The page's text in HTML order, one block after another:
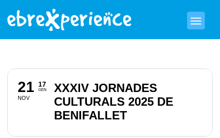
21
NOV
17
GEN
XXXIV JORNADES
CULTURALS 2025 DE
BENIFALLET